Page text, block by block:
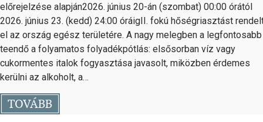
előrejelzése alapján2026. június 20-án (szombat) 00:00 órától
2026. június 23. (kedd) 24:00 óráigII. fokú hőségriasztást
el az ország egész területére. A nagy melegben a legfontosabb
teendő a folyamatos folyadékpótlás: elsősorban víz vagy
cukormentes italok fogyasztása javasolt, miközben érdemes
kerülni az alkoholt, a…
TOVÁBB